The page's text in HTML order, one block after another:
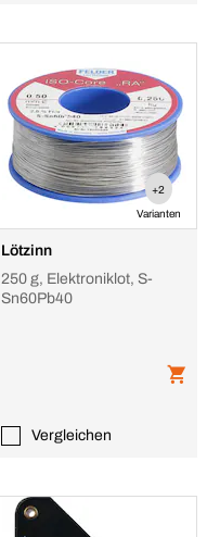
+2
Varianten
Lötzinn
250 g, Elektroniklot, S-
Sn60Pb40
Vergleichen